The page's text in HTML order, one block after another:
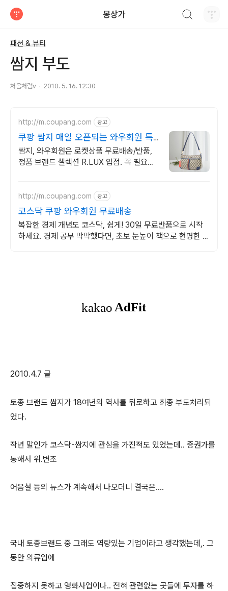
몽상가
패션 & 뷰티
쌈지 부도
처음처럼v 2010. 5. 16. 12:30
http://m.coupang.com 광고
쿠팡 쌈지 매일 오픈되는 와우회원 특
가
쌈지, 와우회원은 로켓상품 무료배송/반품,
정품 브랜드 셀렉션 R.LUX 입점. 꼭 필요한
http://m.coupang.com 광고
코스닥 쿠팡 와우회원 무료배송
복잡한 경제 개념도 코스닥, 쉽게! 30일 무료반품으로 시작
하세요. 경제 공부 막막했다면, 초보 눈높이 책으로 현명한 선
2010.4.7 글
토종 브랜드 쌈지가 18여년의 역사를 뒤로하고 최종 부도처리되
었다.
작년 말인가 코스닥-쌈지에 관심을 가진적도 있었는데.. 증권가를
통해서 위.변조
어음설 등의 뉴스가 계속해서 나오더니 결국은....
국내 토종브랜드 중 그래도 역량있는 기업이라고 생각했는데,. 그
동안 의류업에
집중하지 못하고 영화사업이나.. 전혀 관련없는 곳들에 투자를 하